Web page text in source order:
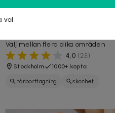
Skonsam vaxning hos
Välj mellan flera olika områden
4,0 (25)
Stockholm 1000+ köpta
hårborttagning skönhet
val